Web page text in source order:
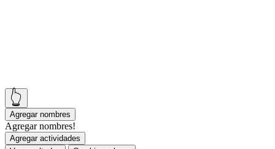
👆
Agregar nombres
Agregar nombres!
Agregar actividades